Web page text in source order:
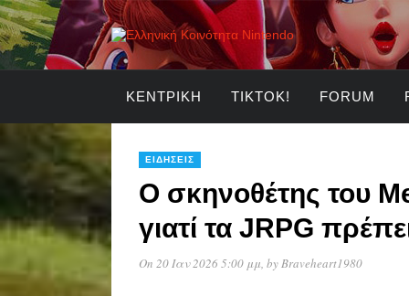
ΚΕΝΤΡΙΚΉ TIKTOK! FORUM
ΕΙΔΉΣΕΙΣ
Ο σκηνοθέτης του
γιατί τα JRPG
On 20 Ιαν 2026 5:00 μμ, byBraveheart1980